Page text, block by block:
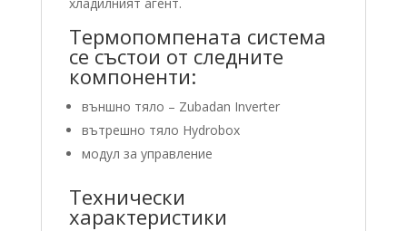
Термопомпената система
се състои от следните
компоненти:
външно тяло – Zubadan Inverter
вътрешно тяло Hydrobox
модул за управление
Технически
характеристики